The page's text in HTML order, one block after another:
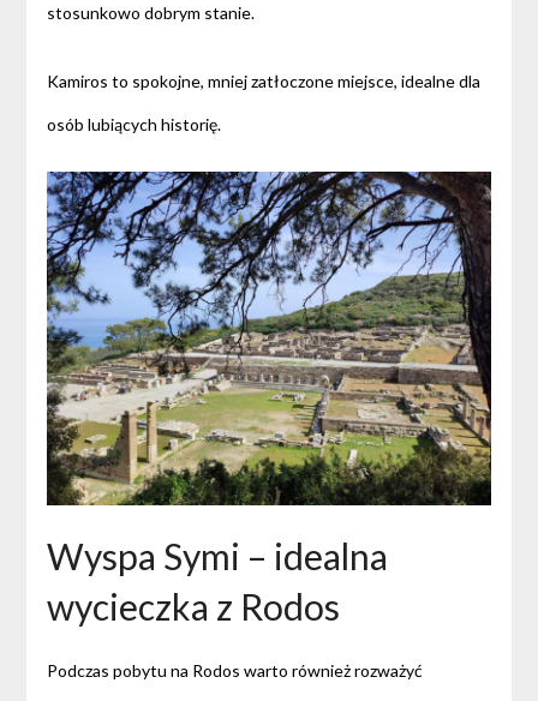
stosunkowo dobrym stanie.
Kamiros to spokojne, mniej zatłoczone miejsce, idealne dla
osób lubiących historię.
Wyspa Symi – idealna
wycieczka z Rodos
Podczas pobytu na Rodos warto również rozważyć